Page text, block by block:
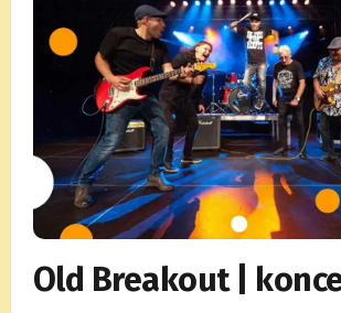
Old Breakout |